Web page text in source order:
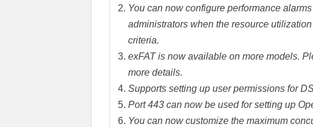
You can now configure performance
administrators when the resource
criteria.
exFAT is now available on more models.
more details.
Supports setting up user permissions for
Port 443 can now be used for setting up
You can now customize the maximum